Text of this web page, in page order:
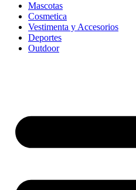
Mascotas
Cosmetica
Vestimenta y Accesorios
Deportes
Outdoor